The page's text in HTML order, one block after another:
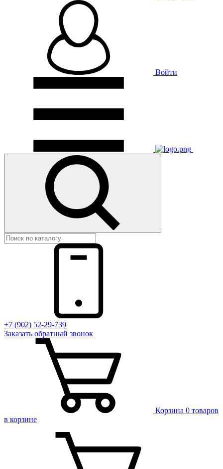
Войти
+7 (902) 52-29-739
Заказать обратный звонок
Корзина 0 товаров
в корзине